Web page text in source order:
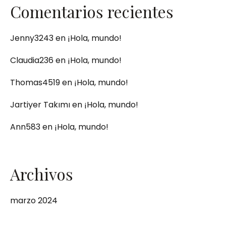
Comentarios recientes
Jenny3243en ¡Hola, mundo!
Claudia236en ¡Hola, mundo!
Thomas4519en ¡Hola, mundo!
Jartiyer Takımıen ¡Hola, mundo!
Ann583en ¡Hola, mundo!
Archivos
marzo 2024